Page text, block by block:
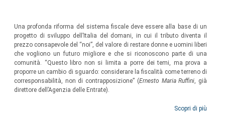
Una profonda riforma del sistema fiscale deve essere alla base di un
progetto di sviluppo dell’Italia del domani, in cui il tributo diventa il
prezzo consapevole del “noi”, del valore di restare donne e uomini liberi
che vogliono un futuro migliore e che si riconoscono parte di una
comunità. “Questo libro non si limita a porre dei temi, ma prova a
proporre un cambio di sguardo: considerare la fiscalità come terreno di
corresponsabilità, non di contrapposizione” (Ernesto Maria Ruffini, già
direttore dell’Agenzia delle Entrate).
Scopri di più